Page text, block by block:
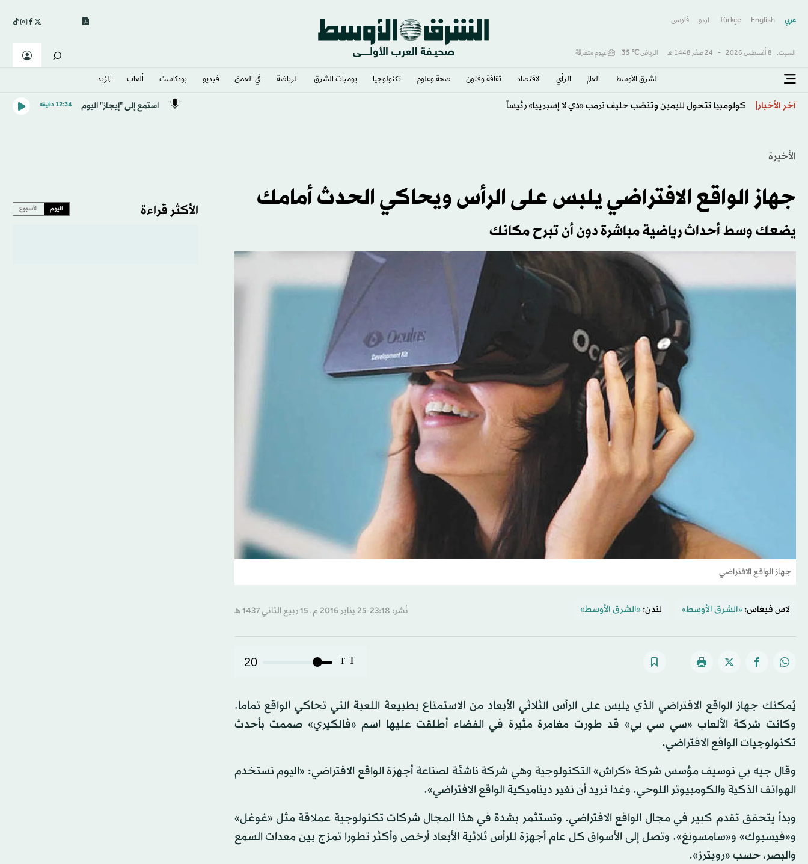
عربي English
Türkçe اردو فارسى
السبت, 8 أغسطس 2026 - 24 صفَر 1448 هـ الرياض℃
35 غيوم متفرقة
الشرق الأوسط​ العالم الرأي الاقتصاد ثقافة وفنون صحة وعلوم تكنولوجيا يوميات الشرق​ الرياضة في العمق فيديو بودكاست ألعاب المزيد
آخر الأخبار استمع إلى "إيجاز" اليوم 12:34 دقيقه
الأخيرة
جهاز الواقع الافتراضي يلبس على الرأس ويحاكي الحدث أمامك
يضعك وسط أحداث رياضية مباشرة دون أن تبرح مكانك
جهاز الواقع الافتراضي
لاس فيغاس: «الشرق الأوسط» لندن: «الشرق الأوسط» نُشر: 23:18-25 يناير 2016 م ـ 15 ربيع الثاني 1437 هـ
T
T
20
يُمكنك جهاز الواقع الافتراضي الذي يلبس على الرأس الثلاثي الأبعاد من الاستمتاع بطبيعة اللعبة التي تحاكي الواقع تماما.
وكانت شركة الألعاب «سي سي بي» قد طورت مغامرة مثيرة في الفضاء أطلقت عليها اسم «فالكيري» صممت بأحدث
تكنولوجيات الواقع الافتراضي.
وقال جيه بي نوسيف مؤسس شركة «كراش» التكنولوجية وهي شركة ناشئة لصناعة أجهزة الواقع الافتراضي: «اليوم نستخدم
الهواتف الذكية والكومبيوتر اللوحي. وغدا نريد أن نغير ديناميكية الواقع الافتراضي».
وبدأ يتحقق تقدم كبير في مجال الواقع الافتراضي. وتستثمر بشدة في هذا المجال شركات تكنولوجية عملاقة مثل «غوغل»
و«فيسبوك» و«سامسونغ». وتصل إلى الأسواق كل عام أجهزة للرأس ثلاثية الأبعاد أرخص وأكثر تطورا تمزج بين معدات السمع
والبصر، حسب «رويترز».
الأكثر قراءة اليوم الأسبوع